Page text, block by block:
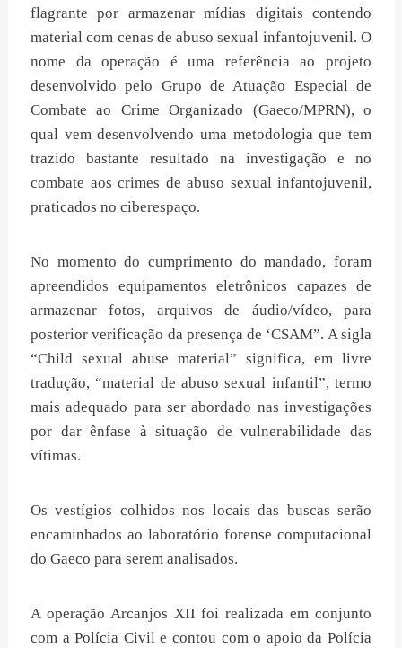
flagrante por armazenar mídias digitais contendo
material com cenas de abuso sexual infantojuvenil. O
nome da operação é uma referência ao projeto
desenvolvido pelo Grupo de Atuação Especial de
Combate ao Crime Organizado (Gaeco/MPRN), o
qual vem desenvolvendo uma metodologia que tem
trazido bastante resultado na investigação e no
combate aos crimes de abuso sexual infantojuvenil,
praticados no ciberespaço.
No momento do cumprimento do mandado, foram
apreendidos equipamentos eletrônicos capazes de
armazenar fotos, arquivos de áudio/vídeo, para
posterior verificação da presença de ‘CSAM”. A sigla
“Child sexual abuse material” significa, em livre
tradução, “material de abuso sexual infantil”, termo
mais adequado para ser abordado nas investigações
por dar ênfase à situação de vulnerabilidade das
vítimas.
Os vestígios colhidos nos locais das buscas serão
encaminhados ao laboratório forense computacional
do Gaeco para serem analisados.
A operação Arcanjos XII foi realizada em conjunto
com a Polícia Civil e contou com o apoio da Polícia